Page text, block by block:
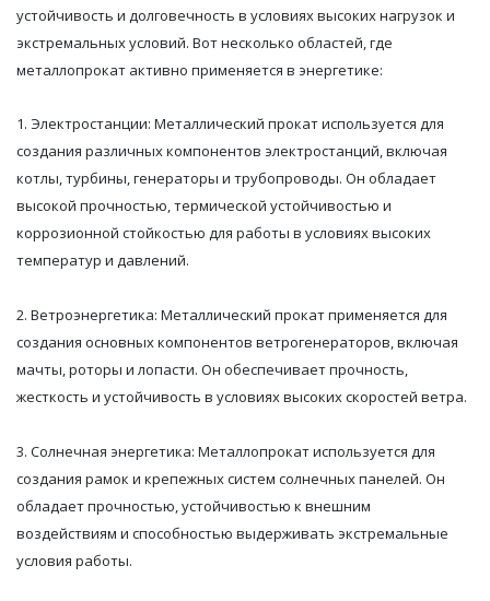
устойчивость и долговечность в условиях высоких нагрузок и
экстремальных условий. Вот несколько областей, где
металлопрокат активно применяется в энергетике:
1. Электростанции: Металлический прокат используется для
создания различных компонентов электростанций, включая
котлы, турбины, генераторы и трубопроводы. Он обладает
высокой прочностью, термической устойчивостью и
коррозионной стойкостью для работы в условиях высоких
температур и давлений.
2. Ветроэнергетика: Металлический прокат применяется для
создания основных компонентов ветрогенераторов, включая
мачты, роторы и лопасти. Он обеспечивает прочность,
жесткость и устойчивость в условиях высоких скоростей ветра.
3. Солнечная энергетика: Металлопрокат используется для
создания рамок и крепежных систем солнечных панелей. Он
обладает прочностью, устойчивостью к внешним
воздействиям и способностью выдерживать экстремальные
условия работы.